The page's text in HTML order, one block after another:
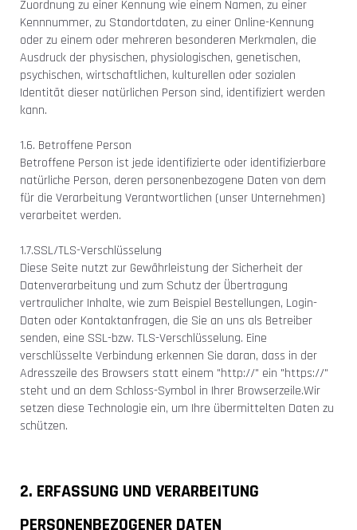
Zuordnung zu einer Kennung wie einem Namen, zu einer
Kennnummer, zu Standortdaten, zu einer Online-Kennung
oder zu einem oder mehreren besonderen Merkmalen, die
Ausdruck der physischen, physiologischen, genetischen,
psychischen, wirtschaftlichen, kulturellen oder sozialen
Identität dieser natürlichen Person sind, identifiziert werden
kann.
1.6. Betroffene Person
Betroffene Person ist jede identifizierte oder identifizierbare
natürliche Person, deren personenbezogene Daten von dem
für die Verarbeitung Verantwortlichen (unser Unternehmen)
verarbeitet werden.
1.7.SSL/TLS-Verschlüsselung
Diese Seite nutzt zur Gewährleistung der Sicherheit der
Datenverarbeitung und zum Schutz der Übertragung
vertraulicher Inhalte, wie zum Beispiel Bestellungen, Login-
Daten oder Kontaktanfragen, die Sie an uns als Betreiber
senden, eine SSL-bzw. TLS-Verschlüsselung. Eine
verschlüsselte Verbindung erkennen Sie daran, dass in der
Adresszeile des Browsers statt einem "http://" ein "https://"
steht und an dem Schloss-Symbol in Ihrer Browserzeile.Wir
setzen diese Technologie ein, um Ihre übermittelten Daten zu
schützen.
2. ERFASSUNG UND VERARBEITUNG
PERSONENBEZOGENER DATEN